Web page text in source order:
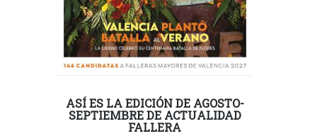
ASÍ ES LA EDICIÓN DE AGOSTO-
SEPTIEMBRE DE ACTUALIDAD
FALLERA